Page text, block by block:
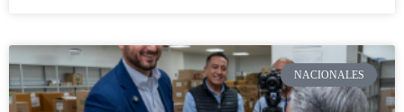
NACIONALES